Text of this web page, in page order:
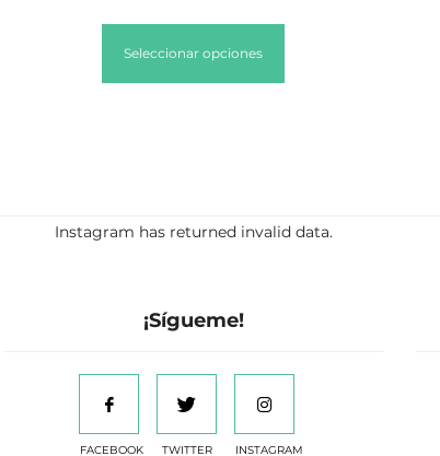
Seleccionar opciones
Instagram has returned invalid data.
¡Sígueme!
FACEBOOK TWITTER INSTAGRAM